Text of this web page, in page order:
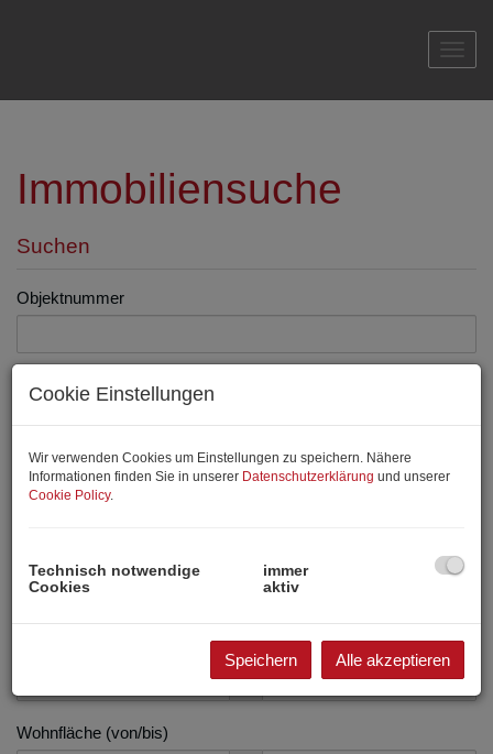
Immobiliensuche
Suchen
Objektnummer
Vermarktungsart
Alle
Miete Kauf
Objektart
-
Wohnfläche (von/bis)
Cookie Einstellungen
Wir verwenden Cookies um Einstellungen zu speichern. Nähere
Informationen finden Sie in unserer Datenschutzerklärung und unserer
Cookie Policy.
Technisch notwendige
Cookies
immer
aktiv
Speichern Alle akzeptieren